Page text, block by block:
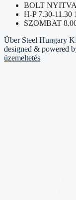
BOLT
H-P 7.30-11.30
SZOMBAT
Über Steel Hungary
designed & powered
üzemeltetés